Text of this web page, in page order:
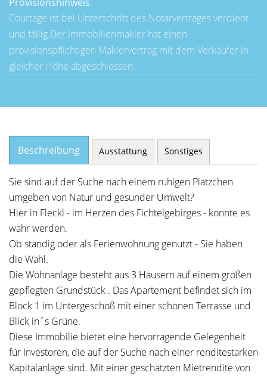
Courtage ist bei Unterschrift des Notarvertrages verdient
und fällig.Der Immobilienmakler hat einen
provisionspflichtigen Maklervertrag mit dem Verkäufer in
gleicher Höhe abgeschlossen.
Beschreibung Ausstattung Sonstiges
Sie sind auf der Suche nach einem ruhigen Plätzchen
umgeben von Natur und gesunder Umwelt?
Hier in Fleckl - im Herzen des Fichtelgebirges - könnte es
wahr werden.
Ob ständig oder als Ferienwohnung genutzt - Sie haben
die Wahl.
Die Wohnanlage besteht aus 3 Häusern auf einem großen
gepflegten Grundstück . Das Apartement befindet sich im
Block 1 im Untergeschoß mit einer schönen Terrasse und
Blick in´s Grüne.
Diese Immobilie bietet eine hervorragende Gelegenheit
für Investoren, die auf der Suche nach einer renditestarken
Kapitalanlage sind. Mit einer geschätzten Mietrendite von